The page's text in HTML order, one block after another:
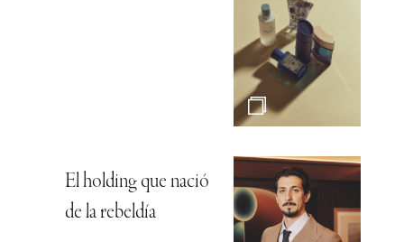
El holding que nació
de la rebeldía